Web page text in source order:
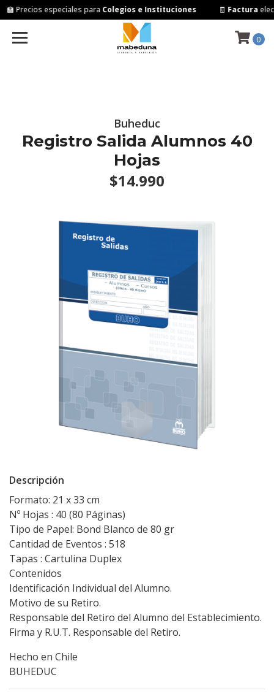
🏫 Precios especiales paraColegios e Instituciones 🧾Factura
0
Buheduc
Registro Salida Alumnos 40
Hojas
$14.990
Descripción
Formato: 21 x 33 cm
Nº Hojas : 40 (80 Páginas)
Tipo de Papel: Bond Blanco de 80 gr
Cantidad de Eventos : 518
Tapas : Cartulina Duplex
Contenidos
Identificación Individual del Alumno.
Motivo de su Retiro.
Responsable del Retiro del Alumno del Establecimiento.
Firma y R.U.T. Responsable del Retiro.
Hecho en Chile
BUHEDUC